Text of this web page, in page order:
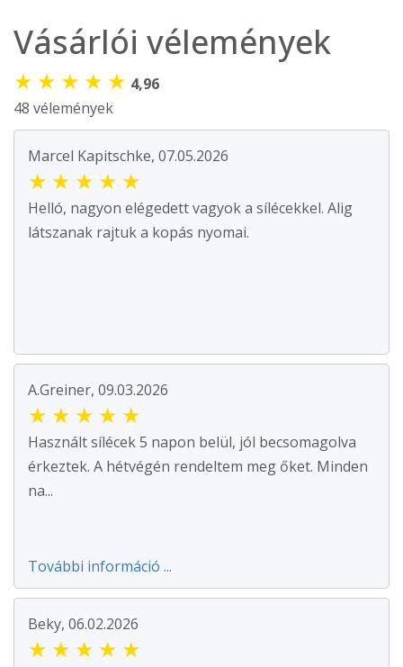
Vásárlói vélemények
★ ★ ★ ★ ★ 4,96
48 vélemények
Marcel Kapitschke, 07.05.2026
★ ★ ★ ★ ★
Helló, nagyon elégedett vagyok a sílécekkel. Alig
látszanak rajtuk a kopás nyomai.
A.Greiner, 09.03.2026
★ ★ ★ ★ ★
Használt sílécek 5 napon belül, jól becsomagolva
érkeztek. A hétvégén rendeltem meg őket. Minden
na...
További információ ...
Beky, 06.02.2026
★ ★ ★ ★ ★